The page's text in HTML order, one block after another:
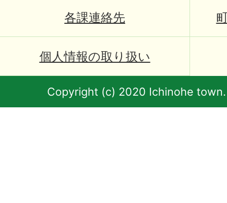
各課連絡先
個人情報の取り扱い
Copyright (c) 2020 Ichinohe